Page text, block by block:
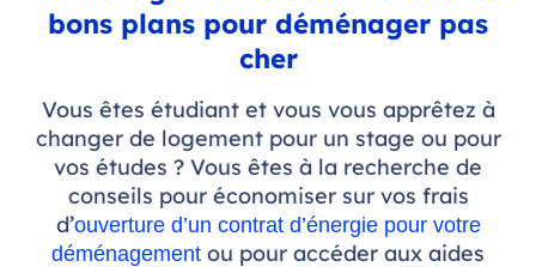
bons plans pour déménager pas
cher
Vous êtes étudiant et vous vous apprêtez à
changer de logement pour un stage ou pour
vos études ? Vous êtes à la recherche de
conseils pour économiser sur vos frais
d’ouverture d’un contrat d’énergie pour votre
déménagement ou pour accéder aux aides